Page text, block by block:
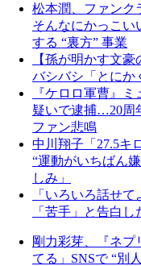
松本潤、ファンク
そんなにかっこ
する “裏方” 事業
【孫が明かす文
バシバシ「とにか
『ケロロ軍曹』
疑いで逮捕…20周
ファン悲鳴
中川翔子「27.5キ
“運動がいちばん
しみ」
「いろいろ話せ
「苦手」と告白
剛力彩芽、『ネプ
てる」SNSで “別